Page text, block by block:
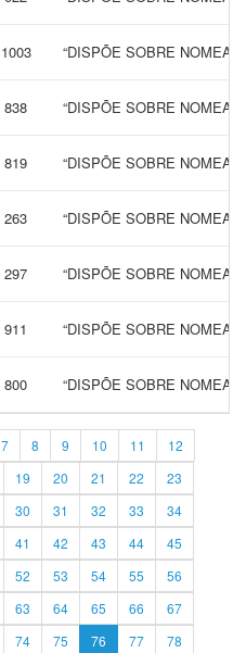
1003 “DISPÕE SOBRE
838 “DISPÕE SOBRE
819 “DISPÕE SOBRE
263 “DISPÕE SOBRE
297 “DISPÕE SOBRE
911 “DISPÕE SOBRE
800 “DISPÕE SOBRE
7 8 9 10 11
12
19 20 21 22
23
30 31 32 33
34
41 42 43 44
45
52 53 54 55
56
63 64 65 66
67
74 75 76 77 78